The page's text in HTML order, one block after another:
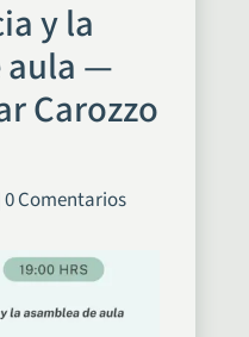
y la
aula —
Carozzo
0 Comentarios